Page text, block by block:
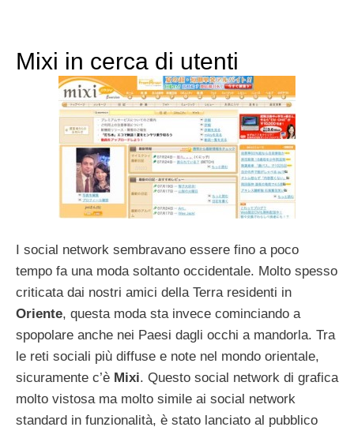
Mixi in cerca di utenti
I social network sembravano essere fino a poco
tempo fa una moda soltanto occidentale. Molto spesso
criticata dai nostri amici della Terra residenti in
Oriente, questa moda sta invece cominciando a
spopolare anche nei Paesi dagli occhi a mandorla. Tra
le reti sociali più diffuse e note nel mondo orientale,
sicuramente c’è Mixi. Questo social network di grafica
molto vistosa ma molto simile ai social network
standard in funzionalità, è stato lanciato al pubblico